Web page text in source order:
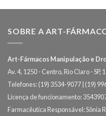
SOBRE A ART-
Art-Fármacos Manipulação e
Av. 4, 1250 - Centro, Rio Claro -
Telefones: (19) 3534-9077 | (19)
Licença de funcionamento:
Farmacêutica Responsável: Sônia